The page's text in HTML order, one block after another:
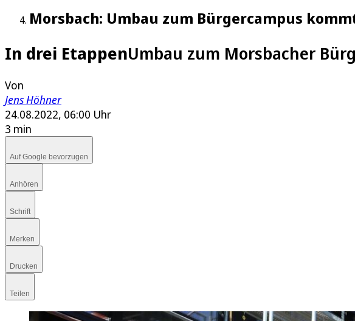
Morsbach: Umbau zum Bürgercampus
In drei EtappenUmbau zum Morsbacher
Von
Jens Höhner
24.08.2022, 06:00 Uhr
3 min
Auf Google bevorzugen
Anhören
Schrift
Merken
Drucken
Teilen